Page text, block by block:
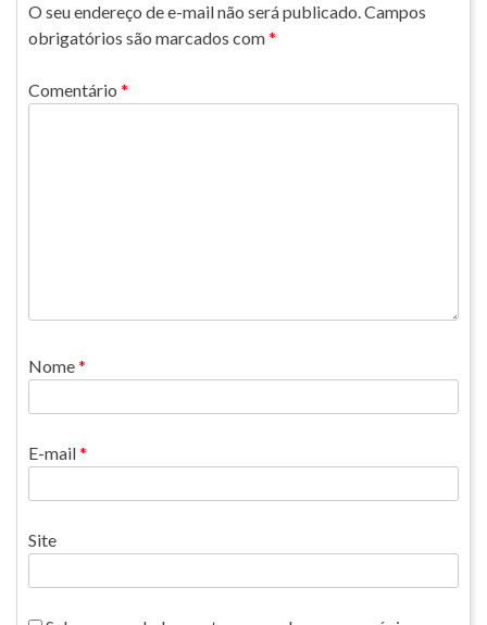
O seu endereço de e-mail não será publicado.Campos
obrigatórios são marcados com*
Comentário *
Nome*
E-mail*
Site